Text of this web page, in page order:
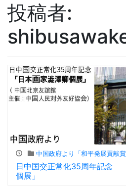
投稿者:
中国政府より「和平発展貢献
日中国交正常化35周年記
個展」